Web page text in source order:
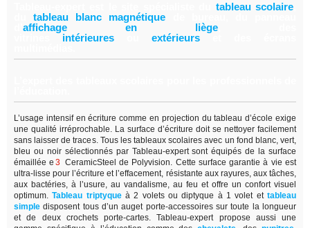
tableau scolaire
tableau blanc magnétique
affichage en liège
intérieures extérieurs
L’usage intensif en écriture comme en projection du tableau d’école exige
une qualité irréprochable. La surface d’écriture doit se nettoyer facilement
sans laisser de traces. Tous les tableaux scolaires avec un fond blanc, vert,
bleu ou noir sélectionnés par Tableau-expert sont équipés de la surface
émaillée e 3 CeramicSteel de Polyvision. Cette surface garantie à vie est
ultra-lisse pour l’écriture et l’effacement, résistante aux rayures, aux tâches,
aux bactéries, à l’usure, au vandalisme, au feu et offre un confort visuel
optimum. Tableau triptyque à 2 volets ou diptyque à 1 volet et tableau
simple disposent tous d’un auget porte-accessoires sur toute la longueur
et de deux crochets porte-cartes. Tableau-expert propose aussi une